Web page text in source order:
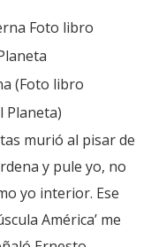
(Foto libro
Planeta)
murió al pisar de
y pule yo, no
yo interior. Ese
América’ me